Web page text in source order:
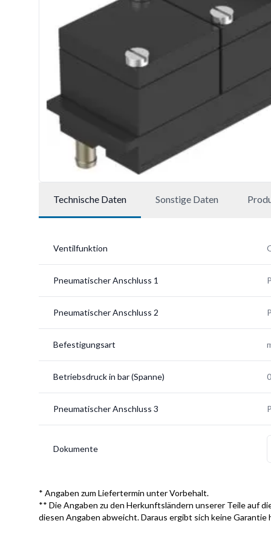
Technische Daten Sonstige Daten
Ventilfunktion
Pneumatischer Anschluss 1
Pneumatischer Anschluss 2
Befestigungsart
Betriebsdruck in bar (Spanne)
Pneumatischer Anschluss 3
Dokumente
* Angaben zum Liefertermin unter Vorbehalt.
** Die Angaben zu den Herkunftsländern unserer Teile auf
diesen Angaben abweicht. Daraus ergibt sich keine